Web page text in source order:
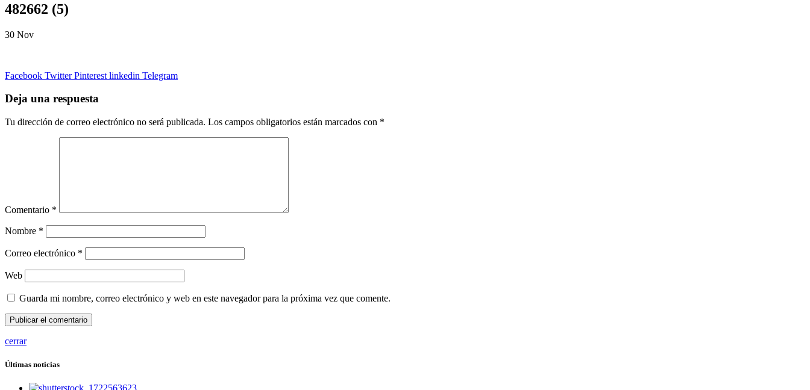
482662 (5)
30 Nov
Facebook Twitter Pinterest linkedin Telegram
Deja una respuesta
Tu dirección de correo electrónico no será publicada. Los campos obligatorios están marcados con *
Comentario *
Nombre *
Correo electrónico *
Web
Guarda mi nombre, correo electrónico y web en este navegador para la próxima vez que comente.
cerrar
Últimas noticias